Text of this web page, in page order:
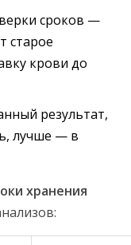
сроков —
старое
крови до
результат,
лучше — в
хранения